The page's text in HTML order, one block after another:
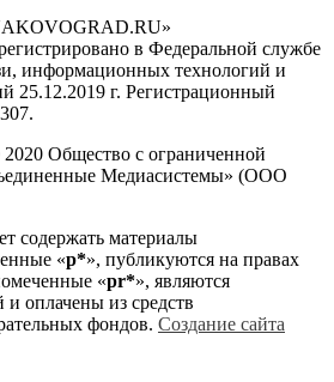
в Федеральной службе
информационных технологий и
25.12.2019 г. Регистрационный
Общество с ограниченной
Медиасистемы» (ООО
содержать материалы
«р*», публикуются на правах
«рr*», являются
оплачены из средств
фондов. Создание сайта